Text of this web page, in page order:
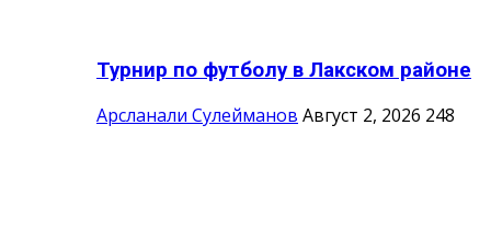
Турнир по футболу в Лакском районе
Арсланали Сулейманов Август 2, 2026 248